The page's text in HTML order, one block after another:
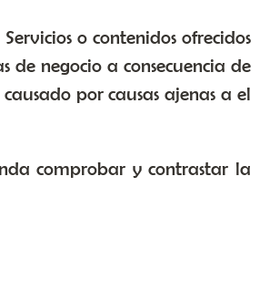
o contenidos ofrecidos
de negocio a consecuencia de
por causas ajenas a el
comprobar y contrastar la